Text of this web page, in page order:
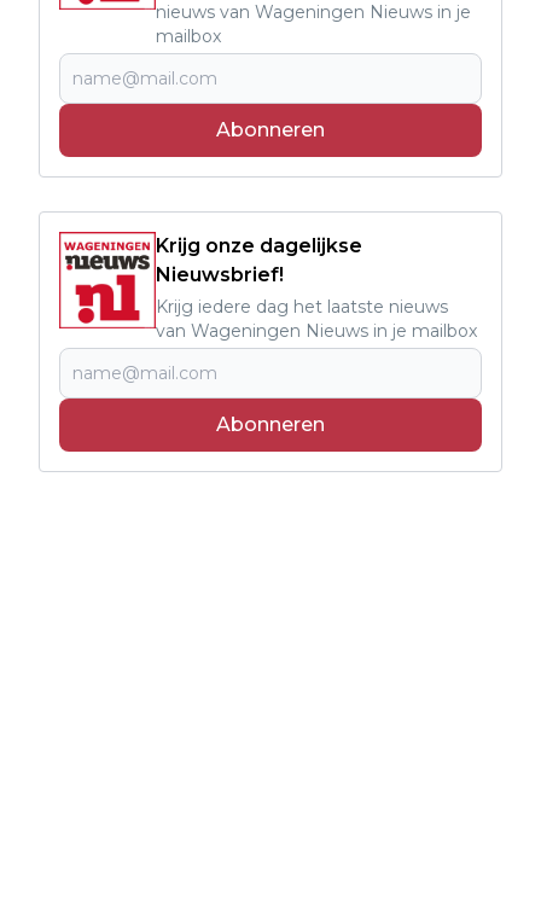
nieuws van Wageningen Nieuws in je
mailbox
Abonneren
Krijg onze dagelijkse
Nieuwsbrief!
Krijg iedere dag het laatste nieuws
van Wageningen Nieuws in je mailbox
Abonneren